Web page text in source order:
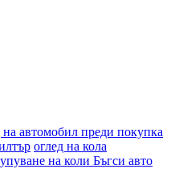
на автомобил преди покупка
оглед на кола
на коли Бъгси авто